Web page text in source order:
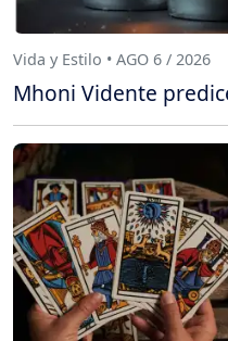
Vida y Estilo • AGO 6 / 2026
Mhoni Vidente